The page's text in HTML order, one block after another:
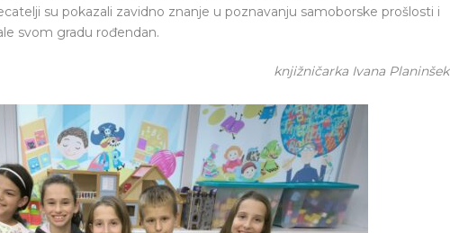
su pokazali zavidno znanje u poznavanju samoborske prošlosti i
svom gradu rođendan.
knjižničarka Ivana Planinšek